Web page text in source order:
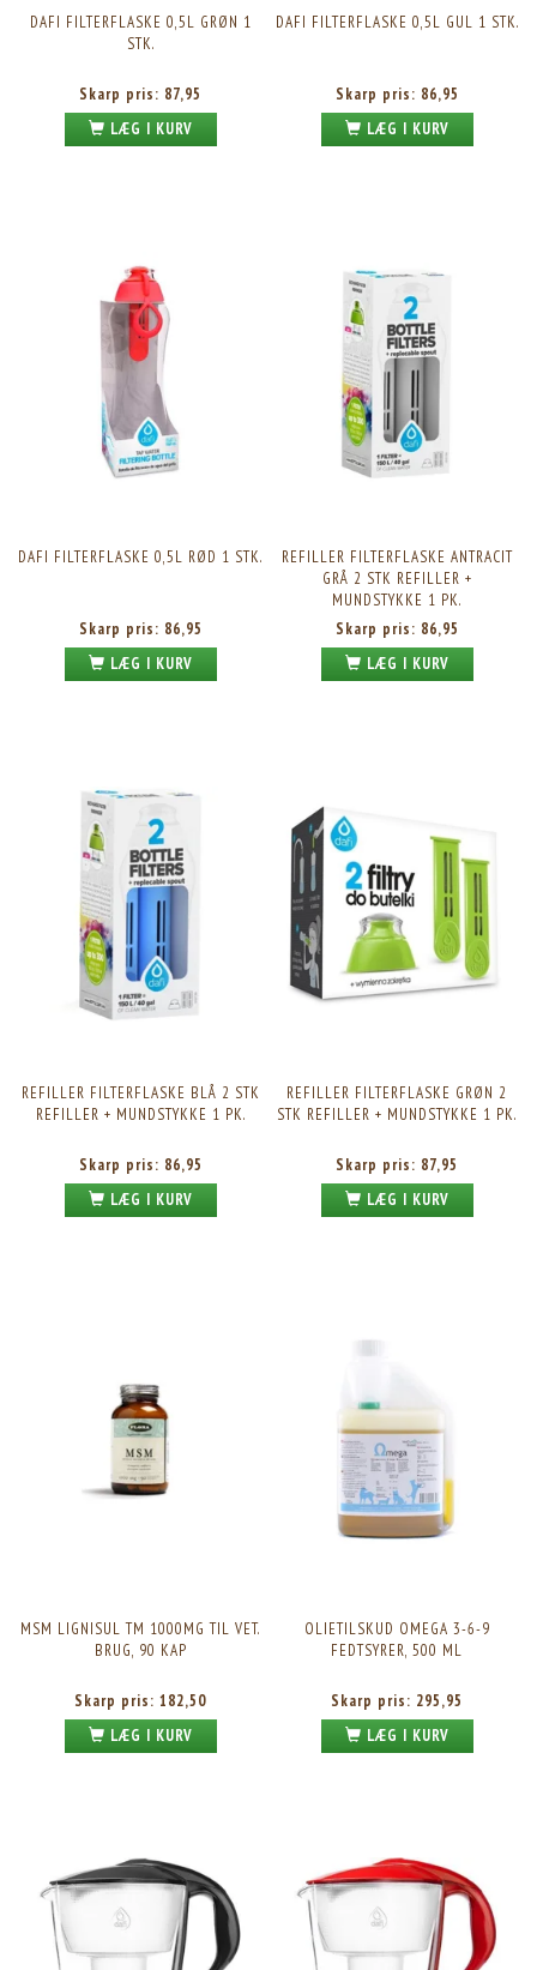
DAFI FILTERFLASKE 0,5L GRØN 1
STK.
Skarp pris: 87,95
LÆG I KURV
DAFI FILTERFLASKE 0,5L GUL 1 STK.
Skarp pris: 86,95
LÆG I KURV
DAFI FILTERFLASKE 0,5L RØD 1 STK.
Skarp pris: 86,95
LÆG I KURV
REFILLER FILTERFLASKE ANTRACIT
GRÅ 2 STK REFILLER +
MUNDSTYKKE 1 PK.
Skarp pris: 86,95
LÆG I KURV
REFILLER FILTERFLASKE BLÅ 2 STK
REFILLER + MUNDSTYKKE 1 PK.
Skarp pris: 86,95
LÆG I KURV
REFILLER FILTERFLASKE GRØN 2
STK REFILLER + MUNDSTYKKE 1 PK.
Skarp pris: 87,95
LÆG I KURV
MSM LIGNISUL TM 1000MG TIL VET.
BRUG, 90 KAP
Skarp pris: 182,50
LÆG I KURV
OLIETILSKUD OMEGA 3-6-9
FEDTSYRER, 500 ML
Skarp pris: 295,95
LÆG I KURV